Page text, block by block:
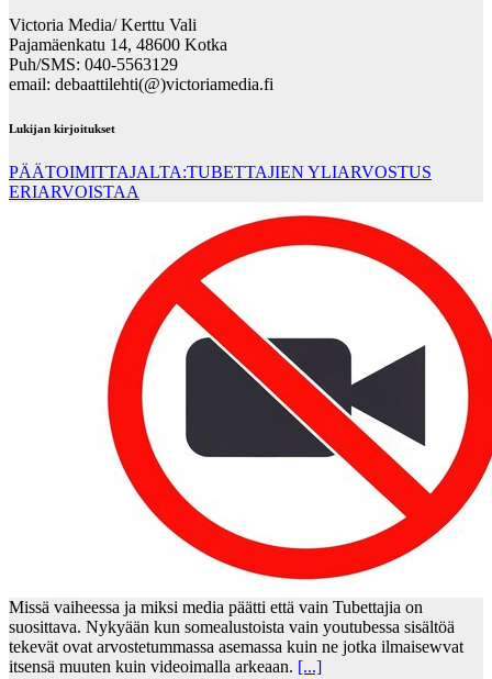
Victoria Media/ Kerttu Vali
Pajamäenkatu 14, 48600 Kotka
Puh/SMS: 040-5563129
email: debaattilehti(@)victoriamedia.fi
Lukijan kirjoitukset
PÄÄTOIMITTAJALTA:TUBETTAJIEN YLIARVOSTUS
ERIARVOISTAA
Missä vaiheessa ja miksi media päätti että vain Tubettajia on
suosittava. Nykyään kun somealustoista vain youtubessa sisältöä
tekevät ovat arvostetummassa asemassa kuin ne jotka ilmaisewvat
itsensä muuten kuin videoimalla arkeaan. [...]